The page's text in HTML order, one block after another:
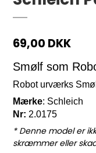
69,00 DKK
Smølf som
Robot urværks
Mærke: Schleich
Nr: 2.0175
* Denne model er
skræmmer eller